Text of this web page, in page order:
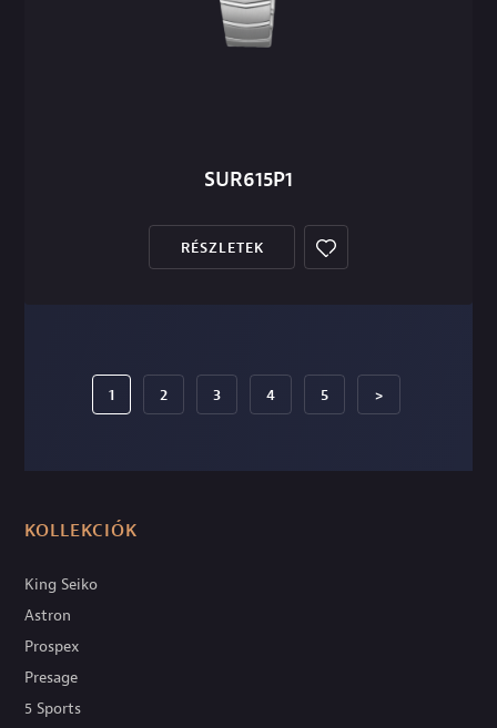
SUR615P1
RÉSZLETEK
1 2 3 4 5 >
KOLLEKCIÓK
King Seiko
Astron
Prospex
Presage
5 Sports